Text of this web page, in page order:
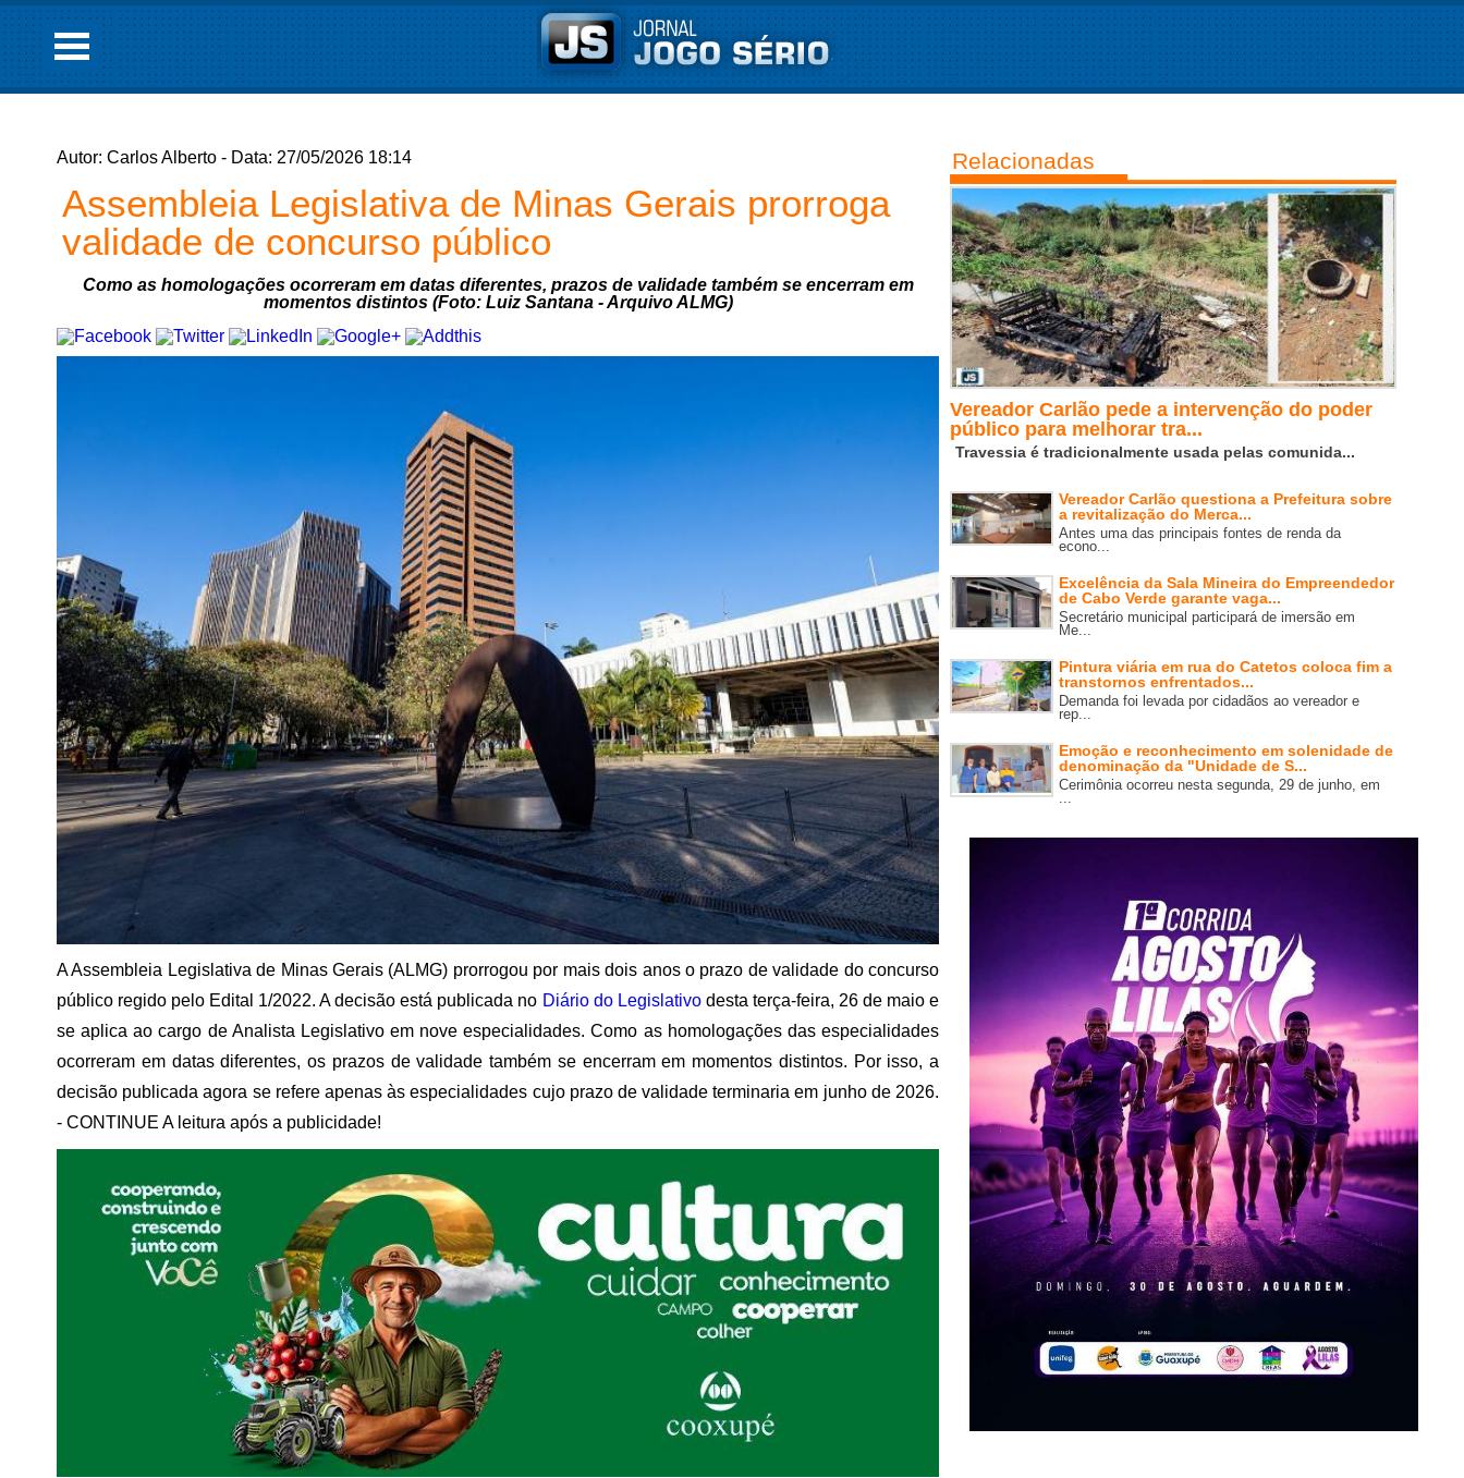
Autor: Carlos Alberto - Data: 27/05/2026 18:14
Assembleia Legislativa de Minas Gerais prorroga
validade de concurso público
Como as homologações ocorreram em datas diferentes, prazos de validade também se encerram em
momentos distintos (Foto: Luiz Santana - Arquivo ALMG)
A Assembleia Legislativa de Minas Gerais (ALMG) prorrogou por mais dois anos o prazo de validade do concurso
público regido pelo Edital 1/2022. A decisão está publicada no Diário do Legislativodesta terça-feira, 26 de maio e
se aplica ao cargo de Analista Legislativo em nove especialidades. Como as homologações das especialidades
ocorreram em datas diferentes, os prazos de validade também se encerram em momentos distintos. Por isso, a
decisão publicada agora se refere apenas às especialidades cujo prazo de validade terminaria em junho de 2026.
- CONTINUE A leitura após a publicidade!
Relacionadas
Vereador Carlão pede a intervenção do poder
público para melhorar tra...
Travessia é tradicionalmente usada pelas comunida...
Vereador Carlão questiona a Prefeitura sobre
a revitalização do Merca...
Antes uma das principais fontes de renda da
econo...
Excelência da Sala Mineira do Empreendedor
de Cabo Verde garante vaga...
Secretário municipal participará de imersão em
Me...
Pintura viária em rua do Catetos coloca fim a
transtornos enfrentados...
Demanda foi levada por cidadãos ao vereador e
rep...
Emoção e reconhecimento em solenidade de
denominação da "Unidade de S...
Cerimônia ocorreu nesta segunda, 29 de junho, em
...